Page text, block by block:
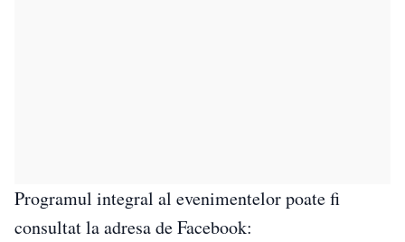
Programul integral al evenimentelor poate fi
consultat la adresa de Facebook: